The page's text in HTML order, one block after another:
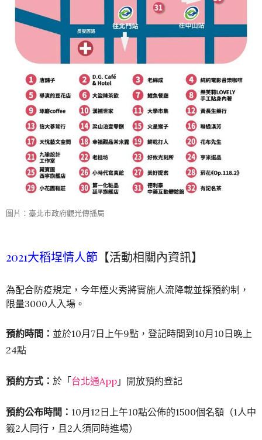
圖片：臺北市政府觀光傳播局
2021大稻埕情人節 【活動相關內資訊】
為配合防疫規定，今年煙火秀將實施人流降載並採預約制，
限量3000人入場。
預約時間： 並於10月7日上午9點，登記時間到10月10日晚上
24點
預約方式： 於「台北通App 」開放預約登記
預約公布時間： 10月12日上午10點公佈的1500個名額（1人中
籤2人同行，且2人須同時進場）